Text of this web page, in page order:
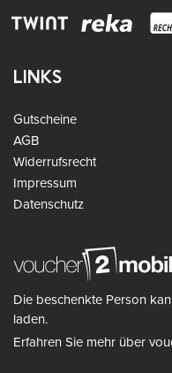
LINKS
Gutscheine
AGB
Widerrufsrecht
Impressum
Datenschutz
Die beschenkte Person
laden.
Erfahren Sie mehr über